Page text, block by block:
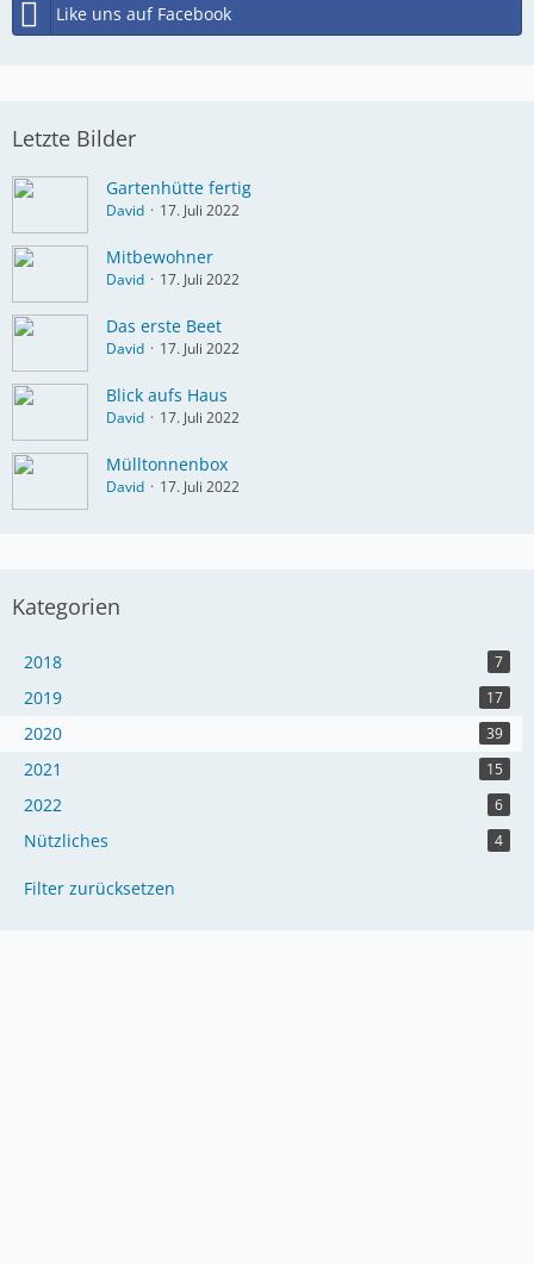
Like uns auf Facebook
Letzte Bilder
Gartenhütte fertig
David 17. Juli 2022
Mitbewohner
David 17. Juli 2022
Das erste Beet
David 17. Juli 2022
Blick aufs Haus
David 17. Juli 2022
Mülltonnenbox
David 17. Juli 2022
Kategorien
2018 7
2019 17
2020 39
2021 15
2022 6
Nützliches 4
Filter zurücksetzen